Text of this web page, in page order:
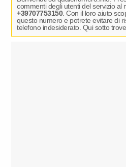
commenti degli utenti del servizio al
+39707753150. Con il loro aiuto
questo numero e potrete evitare di
telefono indesiderato. Qui sotto